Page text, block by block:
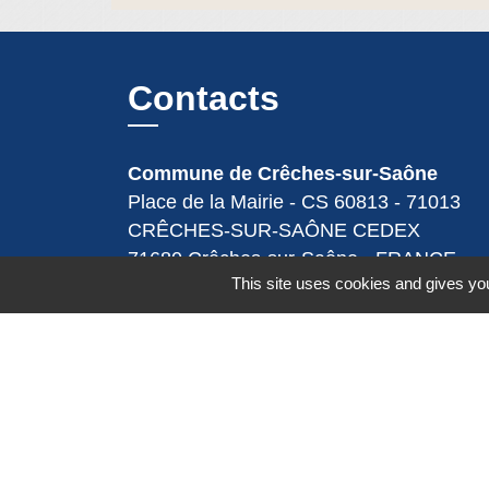
Contacts
Commune de Crêches-sur-Saône
Place de la Mairie - CS 60813 - 71013
CRÊCHES-SUR-SAÔNE CEDEX
71680 Crêches-sur-Saône - FRANCE
+33 3 85 36 57 90
Contact par formulaire
This site uses cookies and gives